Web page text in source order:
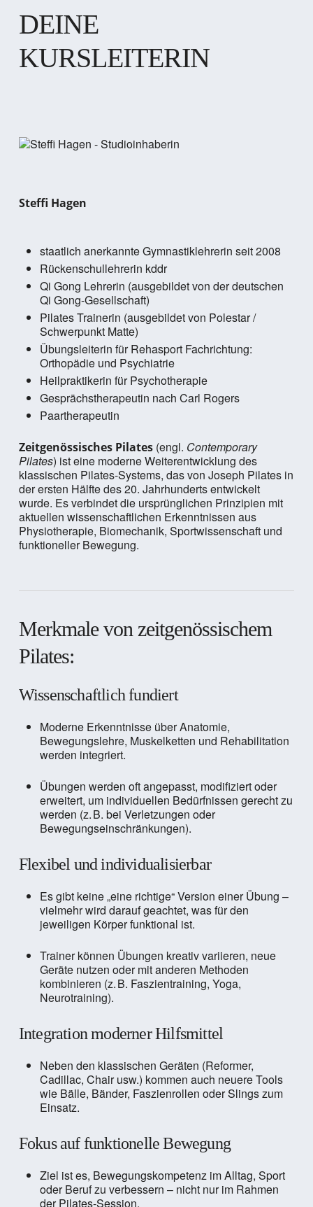
DEINE
KURSLEITERIN
Steffi Hagen
staatlich anerkannte Gymnastiklehrerin seit 2008
Rückenschullehrerin kddr
Qi Gong Lehrerin (ausgebildet von der deutschen
Qi Gong-Gesellschaft)
Pilates Trainerin (ausgebildet von Polestar /
Schwerpunkt Matte)
Übungsleiterin für Rehasport Fachrichtung:
Orthopädie und Psychiatrie
Heilpraktikerin für Psychotherapie
Gesprächstherapeutin nach Carl Rogers
Paartherapeutin
Zeitgenössisches Pilates(engl. Contemporary
Pilates) ist eine moderne Weiterentwicklung des
klassischen Pilates-Systems, das von Joseph Pilates in
der ersten Hälfte des 20. Jahrhunderts entwickelt
wurde. Es verbindet die ursprünglichen Prinzipien mit
aktuellen wissenschaftlichen Erkenntnissen aus
Physiotherapie, Biomechanik, Sportwissenschaft und
funktioneller Bewegung.
Merkmale von zeitgenössischem
Pilates:
Wissenschaftlich fundiert
Moderne Erkenntnisse über Anatomie,
Bewegungslehre, Muskelketten und Rehabilitation
werden integriert.
Übungen werden oft angepasst, modifiziert oder
erweitert, um individuellen Bedürfnissen gerecht zu
werden (z. B. bei Verletzungen oder
Bewegungseinschränkungen).
Flexibel und individualisierbar
Es gibt keine „eine richtige“ Version einer Übung –
vielmehr wird darauf geachtet, was für den
jeweiligen Körper funktional ist.
Trainer können Übungen kreativ variieren, neue
Geräte nutzen oder mit anderen Methoden
kombinieren (z. B. Faszientraining, Yoga,
Neurotraining).
Integration moderner Hilfsmittel
Neben den klassischen Geräten (Reformer,
Cadillac, Chair usw.) kommen auch neuere Tools
wie Bälle, Bänder, Faszienrollen oder Slings zum
Einsatz.
Fokus auf funktionelle Bewegung
Ziel ist es, Bewegungskompetenz im Alltag, Sport
oder Beruf zu verbessern – nicht nur im Rahmen
der Pilates-Session.